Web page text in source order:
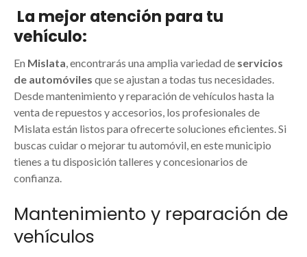
La mejor atención para tu
vehículo:
En Mislata , encontrarás una amplia variedad de servicios
de automóviles que se ajustan a todas tus necesidades.
Desde mantenimiento y reparación de vehículos hasta la
venta de repuestos y accesorios, los profesionales de
Mislata están listos para ofrecerte soluciones eficientes. Si
buscas cuidar o mejorar tu automóvil, en este municipio
tienes a tu disposición talleres y concesionarios de
confianza.
Mantenimiento y reparación de
vehículos